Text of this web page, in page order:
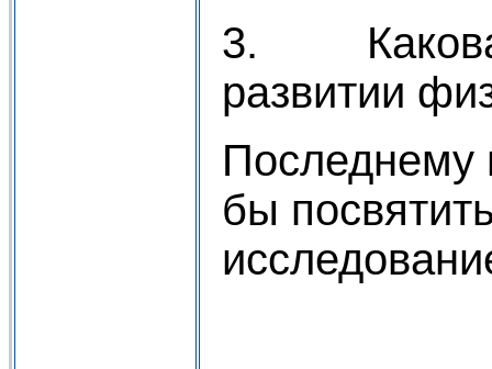
3. Какова
развитии
Последнему
бы